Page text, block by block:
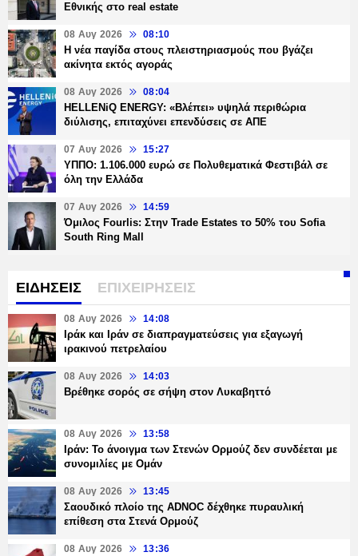
Εθνικής στο real estate
08 Αυγ 2026 08:10
Η νέα παγίδα στους πλειστηριασμούς που βγάζει
ακίνητα εκτός αγοράς
08 Αυγ 2026 08:04
HELLENiQ ENERGY: «Βλέπει» υψηλά περιθώρια
διύλισης, επιταχύνει επενδύσεις σε ΑΠΕ
07 Αυγ 2026 15:27
ΥΠΠΟ: 1.106.000 ευρώ σε Πολυθεματικά Φεστιβάλ σε
όλη την Ελλάδα
07 Αυγ 2026 14:59
Όμιλος Fourlis: Στην Trade Estates το 50% του Sofia
South Ring Mall
ΕΙΔΗΣΕΙΣ ΕΠΙΧΕΙΡΗΣΕΙΣ
08 Αυγ 2026 14:08
Ιράκ και Ιράν σε διαπραγματεύσεις για εξαγωγή
ιρακινού πετρελαίου
08 Αυγ 2026 14:03
Βρέθηκε σορός σε σήψη στον Λυκαβηττό
08 Αυγ 2026 13:58
Ιράν: Το άνοιγμα των Στενών Ορμούζ δεν συνδέεται με
συνομιλίες με Ομάν
08 Αυγ 2026 13:45
Σαουδικό πλοίο της ADNOC δέχθηκε πυραυλική
επίθεση στα Στενά Ορμούζ
08 Αυγ 2026 13:36